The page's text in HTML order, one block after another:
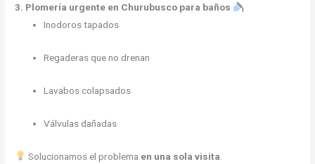
3. Plomería urgente en Churubusco para baños
Inodoros tapados
Regaderas que no drenan
Lavabos colapsados
Válvulas dañadas
Solucionamos el problema en una sola visita